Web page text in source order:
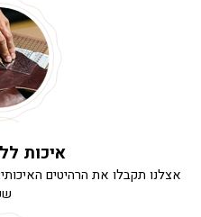
איכות
אצלנו תקבלו את הרהיטים